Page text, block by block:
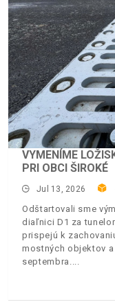
VYMENÍME
PRI OBCI ŠIROKÉ
Jul 13, 2026
Odštartovali sme
diaľnici D1 za
prispejú k
mostných objektov
septembra.